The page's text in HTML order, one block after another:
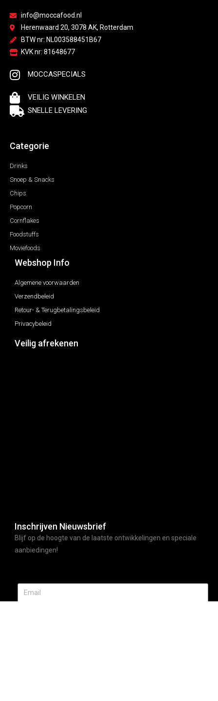
info@moccafood.nl
Herenwaard 20, 3078 AK, Rotterdam
BTW nr: NL003588451B67
KVK nr: 81648677
MOCCASPECIALS
VEILIG WINKELEN
SNELLE LEVERING
Categorie
Drinks
Snoep & Snacks
Chips
Popcorn
Cornflakes
Foodstuffs
Moviefoods
Webshop Info
Algemene voorwaarden
Verzendbeleid
Retour- & Terugbetalingsbeleid
Privacybeleid
Veilig afrekenen
Inschrijven Nieuwsbrief
Blijf op de hoogte van de laatste ontwikkelingen en speciale
aanbiedingen!